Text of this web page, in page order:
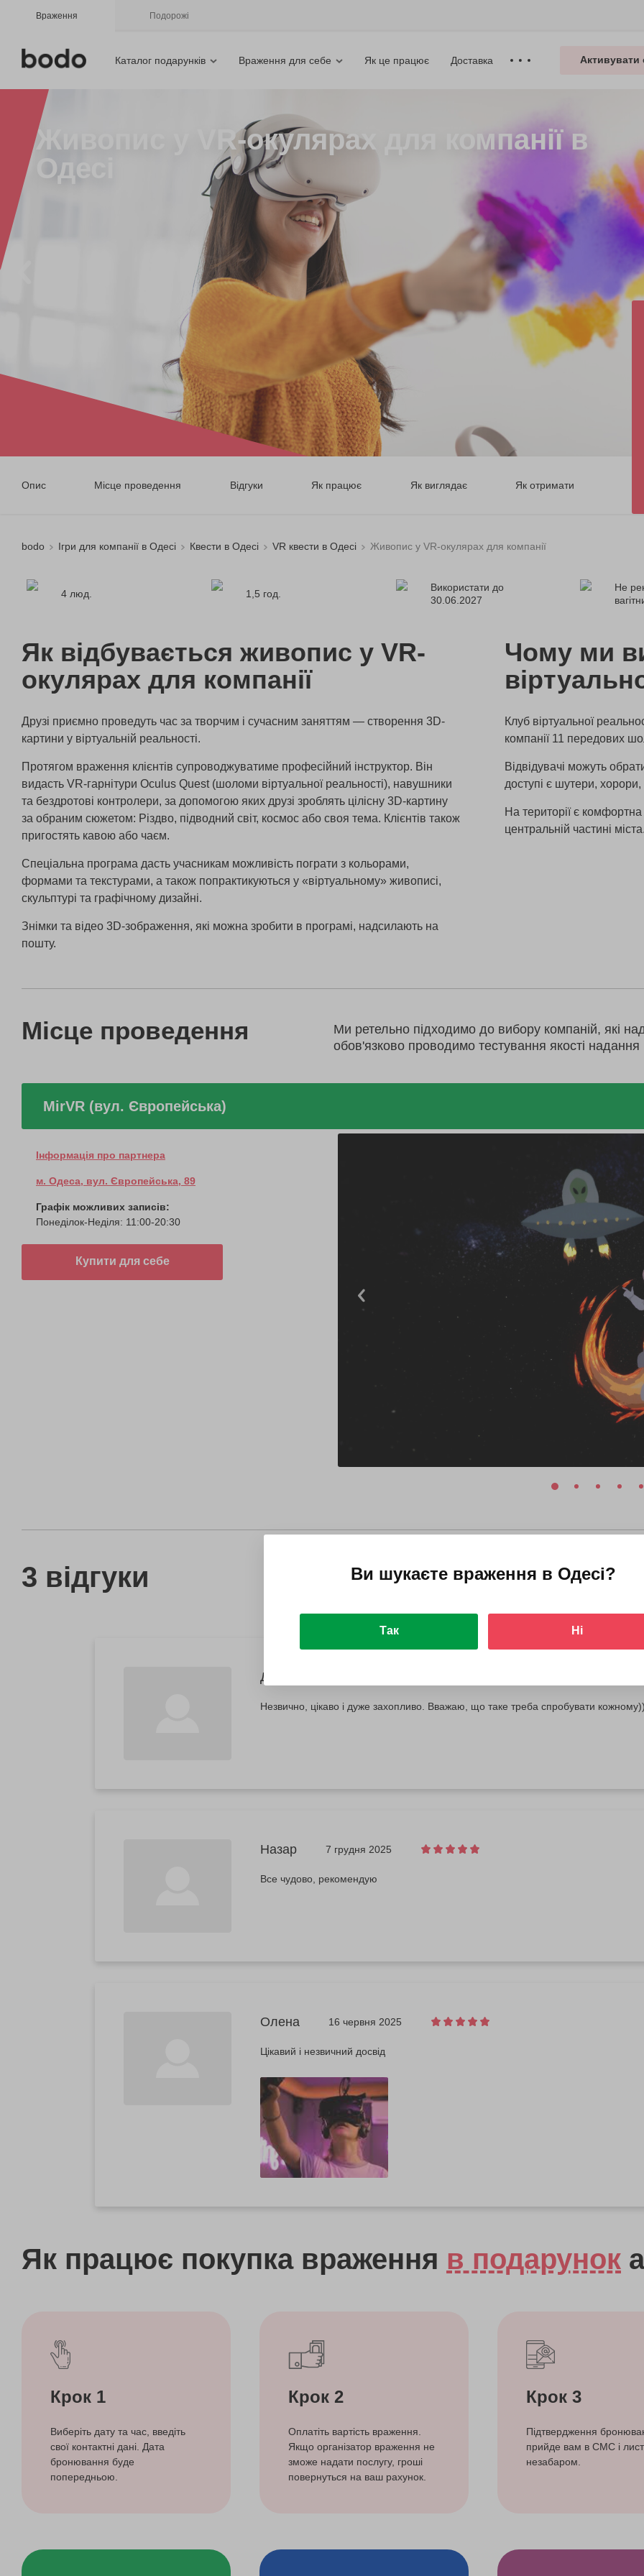
Враження Подорожі
Каталог подарунків Враження для себе Як це працює Доставка Активувати
Живопис у VR-окулярах для компанії в
Одесі
Опис Місце проведення Відгуки Як працює Як виглядає Як отримати
bodo Ігри для компанії в Одесі Квести в Одесі VR квести в Одесі Живопис у VR-окулярах для компанії
4 люд. 1,5 год.
Використати до
30.06.2027
Не
Як відбувається живопис у VR-
окулярах для компанії
Друзі приємно проведуть час за творчим і сучасним заняттям — створення 3D-
картини у віртуальній реальності.
Протягом враження клієнтів супроводжуватиме професійний інструктор. Він
видасть VR-гарнітури Oculus Quest (шоломи віртуальної реальності), навушники
та бездротові контролери, за допомогою яких друзі зроблять цілісну 3D-картину
за обраним сюжетом: Різдво, підводний світ, космос або своя тема. Клієнтів також
пригостять кавою або чаєм.
Спеціальна програма дасть учасникам можливість пограти з кольорами,
формами та текстурами, а також попрактикуються у «віртуальному» живописі,
скульптурі та графічному дизайні.
Знімки та відео 3D-зображення, які можна зробити в програмі, надсилають на
пошту.
Чому ми
Клуб віртуальної
компанії 11 передових
Відвідувачі можуть
доступі є шутери, хорори,
На території є
центральній частині
Місце проведення
Ми ретельно підходимо до вибору компаній, які
обов'язково проводимо тестування якості надання
MirVR (вул. Європейська)
Інформація про партнера
м. Одеса, вул. Європейська, 89
Графік можливих записів:
Понеділок-Неділя: 11:00-20:30
Купити для себе
3 відгуки
Дар'я
Незвично, цікаво і дуже захопливо. Вважаю, що таке треба спробувати
Назар 7 грудня 2025
Все чудово, рекомендую
Олена 16 червня 2025
Цікавий і незвичний досвід
Як працює покупка враження в подарунок
Крок 1
Виберіть дату та час, введіть
свої контактні дані. Дата
бронювання буде
попередньою.
Крок 2
Оплатіть вартість враження.
Якщо організатор враження не
зможе надати послугу, гроші
повернуться на ваш рахунок.
Крок 3
Підтвердження
прийде вам в СМС і
незабаром.
Ви шукаєте враження в Одесі?
Так Ні